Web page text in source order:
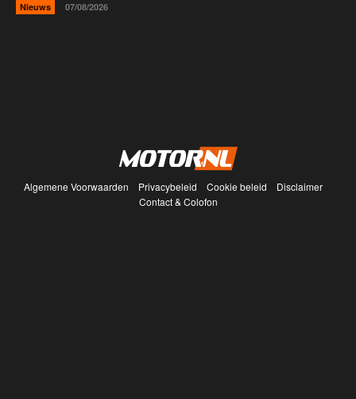
Nieuws 07/08/2026
Algemene Voorwaarden Privacybeleid Cookie beleid
Disclaimer
Contact & Colofon